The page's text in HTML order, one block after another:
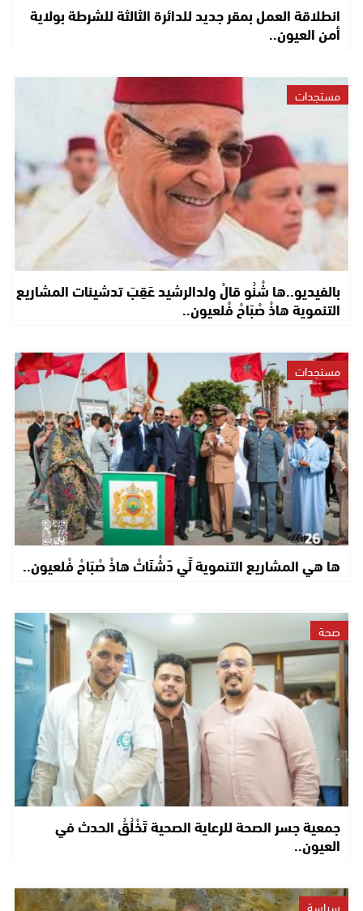
انطلاقة العمل بمقر جديد للدائرة الثالثة للشرطة بولاية
أمن العيون..
مستجدات
بالفيديو..ها شْنُو قالْ ولدالرشيد عَقِبَ تدشينات المشاريع
التنموية هاذْ صْبَاحْ فْلعيون..
مستجدات
ها هي المشاريع التنموية لِّي دّشْنَاتْ هاذْ صْبَاحْ فْلعيون..
صحة
جمعية جسر الصحة للرعاية الصحية تَخْلُقُ الحدث في
العيون..
سياسة